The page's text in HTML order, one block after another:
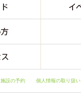
施設の予約 個人情報の取り扱い